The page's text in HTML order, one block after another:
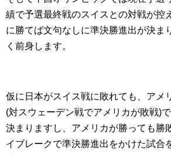
績で予選最終戦のスイスとの対戦が控
に勝てば文句なしに準決勝進出が決ま
く前身します。
仮に日本がスイス戦に敗れても、アメ
(対スウェーデン戦でアメリカが敗戦)
決まりますし、アメリカが勝っても勝
イブレークで準決勝進出をかけた試合